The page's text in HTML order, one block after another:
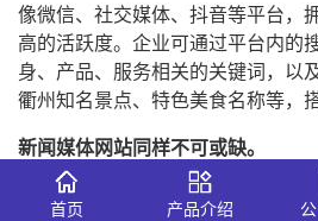
像微信、社交媒体、抖音等平台，
高的活跃度。企业可通过平台内的
身、产品、服务相关的关键词，以
衢州知名景点、特色美食名称等，
新闻媒体网站同样不可或缺。
新浪、腾讯、网易等大型综合新闻
首页 产品介绍